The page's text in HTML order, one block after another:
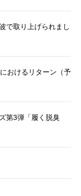
で取り上げられまし
おけるリターン（予
第3弾「履く脱臭